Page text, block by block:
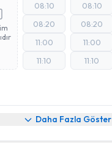
08:10
08:20
11:00
11:10
08:10
08:20
11:00
11:10
Daha Fazla Göster